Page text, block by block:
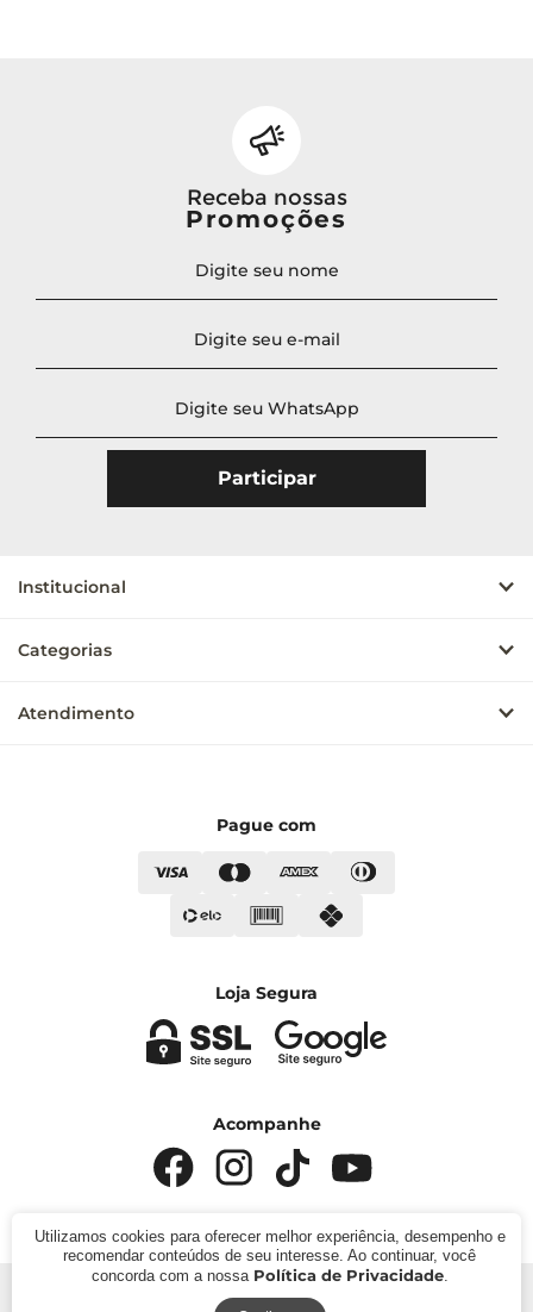
Receba nossas
Promoções
Institucional
Categorias
Atendimento
Pague com
Loja Segura
Acompanhe
direitos reservados.
Utilizamos cookies para oferecer melhor experiência, desempenho e
recomendar conteúdos de seu interesse. Ao continuar, você
concorda com a nossa Política de Privacidade.